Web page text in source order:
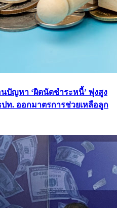
ปัญหา ‘ผิดนัดชำระหนี้’ พุ่งสูง
ท. ออกมาตรการช่วยเหลือลูก